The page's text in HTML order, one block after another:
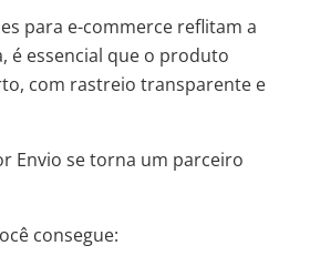
para e-commerce reflitam a
é essencial que o produto
com rastreio transparente e
Envio se torna um parceiro
consegue: